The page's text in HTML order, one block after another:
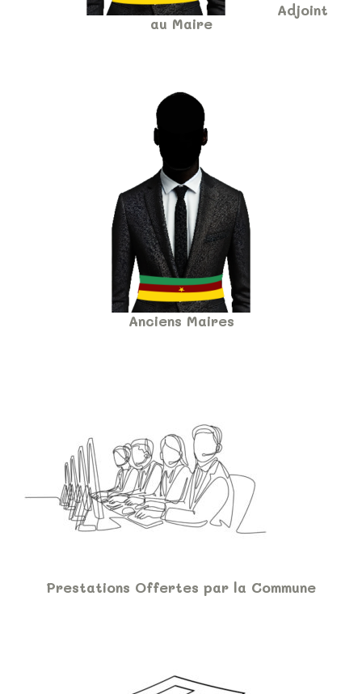
Adjoint
au Maire
Anciens Maires
Prestations Offertes par la Commune